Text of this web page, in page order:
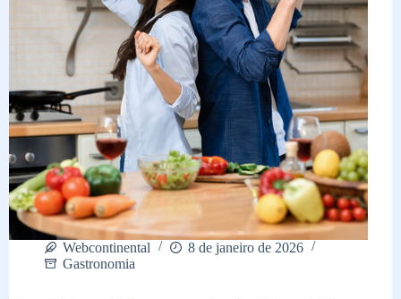
Webcontinental
8 de janeiro de 2026
Gastronomia